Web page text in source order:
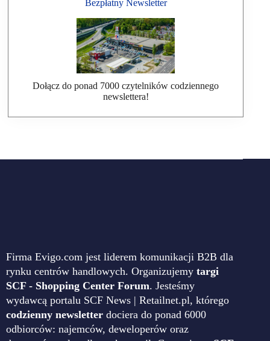
Bezpłatny Newsletter
Dołącz do ponad 7000 czytelników codziennego
newslettera!
Firma Evigo.com jest liderem komunikacji B2B dla
rynku centrów handlowych. Organizujemy targi
SCF - Shopping Center Forum. Jesteśmy
wydawcą portalu SCF News | Retailnet.pl, którego
codzienny newsletter dociera do ponad 6000
odbiorców: najemców, deweloperów oraz